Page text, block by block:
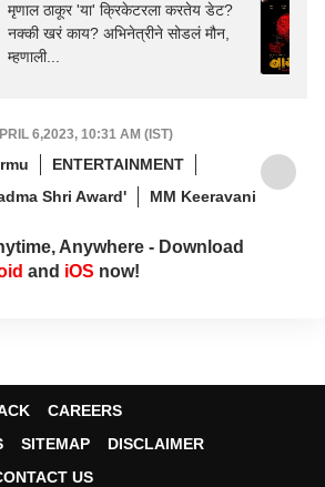
मृणाल ठाकूर 'या' क्रिकेटरला करतेय डेट?
नक्की खरं काय? अभिनेत्रीने सोडलं मौन,
म्हणाली...
6,2023, 10:31 AM (IST)
ENTERTAINMENT
Shri Award' MM Keeravani
Anywhere - Download
and iOS now!
CAREERS
SITEMAP
DISCLAIMER
US